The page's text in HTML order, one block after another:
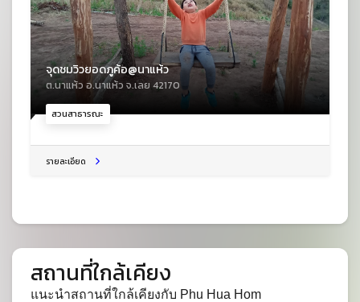
สวนสาธารณะ
จุดชมวิวยอดภูค้อ@นาแห้ว
ต.นาแห้ว อ.นาแห้ว จ.เลย 42170
รายละเอียด
สถานที่ใกล้เคียง
แนะนำสถานที่ใกล้เคียงกับ Phu Hua Hom